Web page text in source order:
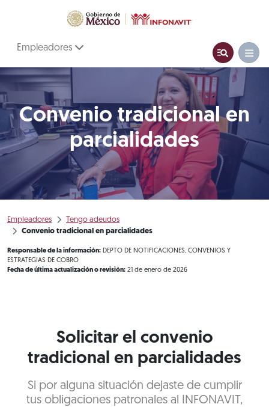
Empleadores
Convenio tradicional en
parcialidades
Empleadores
Tengo adeudos
Convenio tradicional en parcialidades
Responsable de la información: DEPTO DE NOTIFICACIONES, CONVENIOS Y
ESTRATEGIAS DE COBRO
Fecha de última actualización o revisión: 21 de enero de 2026
Solicitar el convenio
tradicional en parcialidades
Si por alguna situación dejaste de cumplir
tus obligaciones patronales al INFONAVIT,